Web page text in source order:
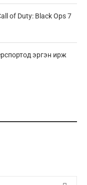
of Duty: Black Ops 7
эргэн ирж